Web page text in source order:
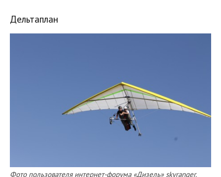
Дельтаплан
Фото пользователя интернет-форума «Дизель» skyranger.